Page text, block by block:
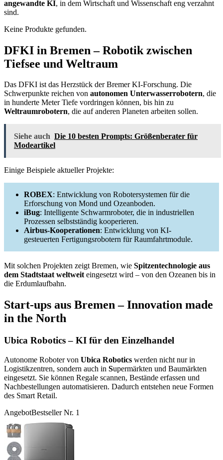
angewandte KI, in dem Wirtschaft und Wissenschaft eng verzahnt
sind.
Keine Produkte gefunden.
DFKI in Bremen – Robotik zwischen
Tiefsee und Weltraum
Das DFKI ist das Herzstück der Bremer KI-Forschung. Die
Schwerpunkte reichen von autonomen Unterwasserrobotern, die
in hunderte Meter Tiefe vordringen können, bis hin zu
Weltraumrobotern, die auf anderen Planeten arbeiten sollen.
Siehe auch Die 10 besten Prompts: Größenberater für
Modeartikel
Einige Beispiele aktueller Projekte:
ROBEX: Entwicklung von Robotersystemen für die
Erforschung von Mond und Ozeanboden.
iBug: Intelligente Schwarmroboter, die in industriellen
Prozessen selbstständig kooperieren.
Airbus-Kooperationen: Entwicklung von KI-
gesteuerten Fertigungsrobotern für Raumfahrtmodule.
Mit solchen Projekten zeigt Bremen, wie Spitzentechnologie aus
dem Stadtstaat weltweiteingesetzt wird – von den Ozeanen bis in
die Erdumlaufbahn.
Start-ups aus Bremen – Innovation made
in the North
Ubica Robotics – KI für den Einzelhandel
Autonome Roboter von Ubica Robotics werden nicht nur in
Logistikzentren, sondern auch in Supermärkten und Baumärkten
eingesetzt. Sie können Regale scannen, Bestände erfassen und
Nachbestellungen automatisieren. Dadurch entstehen neue Formen
des Smart Retail.
AngebotBestseller Nr. 1